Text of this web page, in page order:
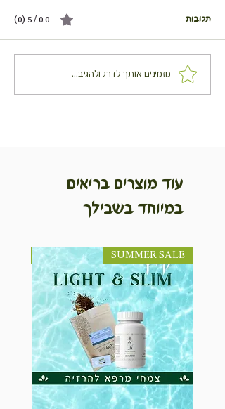
מאפה תרד, צפתית ושיבולת
תגובות 0.0 / 5 ‏(0)
מזמינים אותך לדרג ולהגיב...
עוד מוצרים בריאים
במיוחד בשבילך
SUMMER SALE